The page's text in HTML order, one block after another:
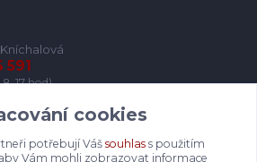
591
17 hod)
cookies
potřebují Váš souhlass použitím
Vám mohli zobrazovat informace